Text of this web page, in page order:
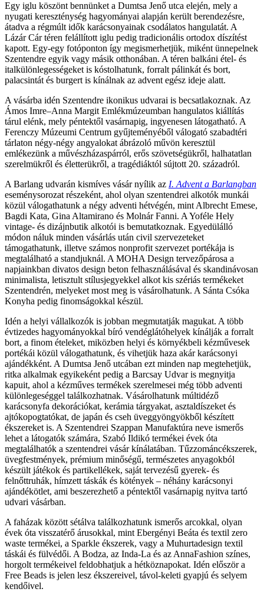
Egy iglu köszönt bennünket a Dumtsa Jenő utca elején, mely a
nyugati kereszténység hagyományai alapján került berendezésre,
átadva a régmúlt idők karácsonyainak csodálatos hangulatát. A
Lázár Cár téren felállított iglu pedig tradicionális ortodox díszítést
kapott. Egy-egy fotóponton így megismerhetjük, miként ünnepelnek
Szentendre egyik vagy másik otthonában. A téren balkáni étel- és
italkülönlegességeket is kóstolhatunk, forralt pálinkát és bort,
palacsintát és burgert is kínálnak az advent egész ideje alatt.
A vásárba idén Szentendre ikonikus udvarai is becsatlakoznak. Az
Ámos Imre–Anna Margit Emlékmúzeumban hangulatos kiállítás
tárul elénk, mely péntektől vasárnapig, ingyenesen látogatható. A
Ferenczy Múzeumi Centrum gyűjteményéből válogató szabadtéri
tárlaton négy-négy angyalokat ábrázoló művön keresztül
emlékezünk a művészházaspárról, erős szövetségükről, halhatatlan
szerelmükről és életterükről, a tragédiáktól sújtott 20. századról.
A Barlang udvarán kismíves vásár nyílik az I. Advent a Barlangban
eseménysorozat részeként, ahol olyan szentendrei alkotók munkái
közül válogathatunk a négy adventi hétvégén, mint Albrecht Emese,
Bagdi Kata, Gina Altamirano és Molnár Fanni. A Yoféle Hely
vintage- és dizájnbutik alkotói is bemutatkoznak. Egyedülálló
módon náluk minden vásárlás után civil szervezeteket
támogathatunk, illetve számos nonprofit szervezet portékája is
megtalálható a standjuknál. A MOHA Design tervezőpárosa a
napjainkban divatos design beton felhasználásával és skandinávosan
minimalista, letisztult stílusjegyekkel alkot kis szériás termékeket
Szentendrén, melyeket most meg is vásárolhatunk. A Sánta Csóka
Konyha pedig finomságokkal készül.
Idén a helyi vállalkozók is jobban megmutatják magukat. A több
évtizedes hagyományokkal bíró vendéglátóhelyek kínálják a forralt
bort, a finom ételeket, miközben helyi és környékbeli kézművesek
portékái közül válogathatunk, és vihetjük haza akár karácsonyi
ajándékként. A Dumtsa Jenő utcában ezt minden nap megtehetjük,
ritka alkalmak egyikeként pedig a Barcsay Udvar is megnyitja
kapuit, ahol a kézműves termékek szerelmesei még több adventi
különlegeséggel találkozhatnak. Vásárolhatunk múltidéző
karácsonyfa dekorációkat, kerámia tárgyakat, asztaldíszeket és
ajtókopogtatókat, de japán és cseh üveggyöngyökből készített
ékszereket is. A Szentendrei Szappan Manufaktúra neve ismerős
lehet a látogatók számára, Szabó Ildikó termékei évek óta
megtalálhatók a szentendrei vásár kínálatában. Tűzzománcékszerek,
üvegfestmények, prémium minőségű, természetes anyagokból
készült játékok és partikellékek, saját tervezésű gyerek- és
felnőttruhák, hímzett táskák és kötények – néhány karácsonyi
ajándékötlet, ami beszerezhető a péntektől vasárnapig nyitva tartó
udvari vásárban.
A faházak között sétálva találkozhatunk ismerős arcokkal, olyan
évek óta visszatérő árusokkal, mint Ebergényi Beáta és textil zero
waste termékei, a Sparkle ékszerek, vagy a Muhurtadesign textil
táskái és fülvédői. A Bodza, az Inda-La és az AnnaFashion színes,
horgolt termékeivel feldobhatjuk a hétköznapokat. Idén először a
Free Beads is jelen lesz ékszereivel, távol-keleti gyapjú és selyem
kendőivel.